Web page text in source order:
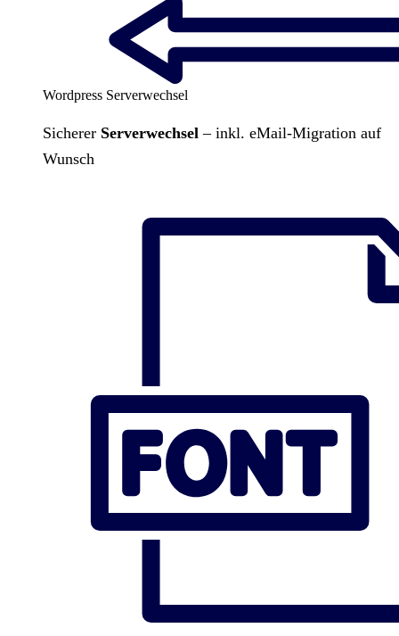
Wordpress Serverwechsel
Sicherer Serverwechsel – inkl. eMail-Migration auf
Wunsch